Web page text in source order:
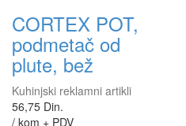
CORTEX POT,
podmetač od
plute, bež
Kuhinjski reklamni artikli
56,75 Din.
/ kom + PDV